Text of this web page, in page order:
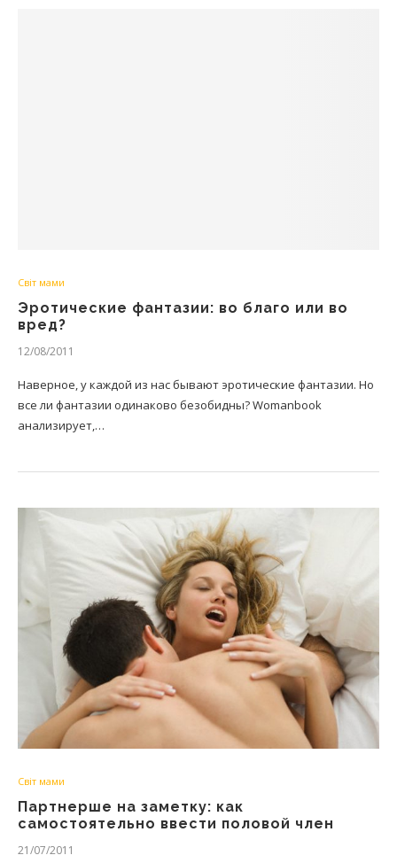
Світ мами
Эротические фантазии: во благо или во
вред?
12/08/2011
Наверное, у каждой из нас бывают эротические фантазии. Но
все ли фантазии одинаково безобидны? Womanbook
анализирует,…
Світ мами
Партнерше на заметку: как
самостоятельно ввести половой член
21/07/2011